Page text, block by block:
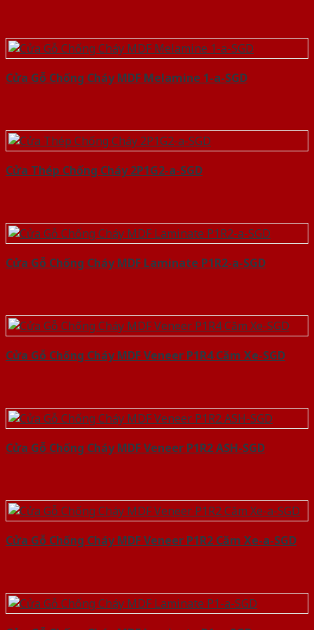
Cửa Gỗ Chống Cháy MDF Melamine 1-a-SGD
Cửa Thép Chống Cháy 2P1G2-a-SGD
Cửa Gỗ Chống Cháy MDF Laminate P1R2-a-SGD
Cửa Gỗ Chống Cháy MDF Veneer P1R4 Căm Xe-SGD
Cửa Gỗ Chống Cháy MDF Veneer P1R2 ASH-SGD
Cửa Gỗ Chống Cháy MDF Veneer P1R2 Căm Xe-a-SGD